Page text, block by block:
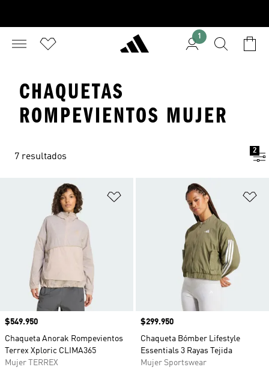
1
CHAQUETAS
ROMPEVIENTOS MUJER
7 resultados
2
Añadir a la lista de deseos
Precio
$549.950
Chaqueta Anorak Rompevientos
Terrex Xploric CLIMA365
Mujer TERREX
Precio
$299.950
Chaqueta Bómber Lifestyle
Essentials 3 Rayas Tejida
Mujer Sportswear